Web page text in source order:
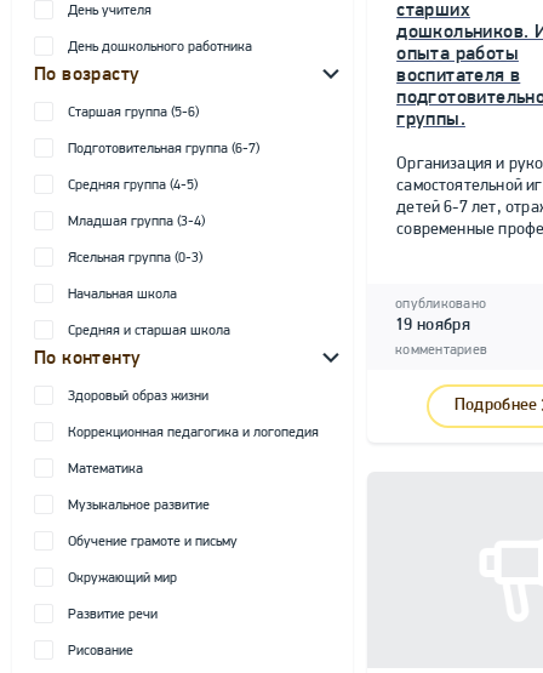
День учителя
День дошкольного работника
По возрасту
Старшая группа (5-6)
Подготовительная группа (6-7)
Средняя группа (4-5)
Младшая группа (3-4)
Ясельная группа (0-3)
Начальная школа
Средняя и старшая школа
По контенту
Здоровый образ жизни
Коррекционная педагогика и логопедия
Математика
Музыкальное развитие
Обучение грамоте и письму
Окружающий мир
Развитие речи
Рисование
старших
дошкольников.
опыта работы
воспитателя в
группы.
Организация и
самостоятельной
детей 6-7 лет,
современные
опубликовано
19 ноября
комментариев
Подробнее